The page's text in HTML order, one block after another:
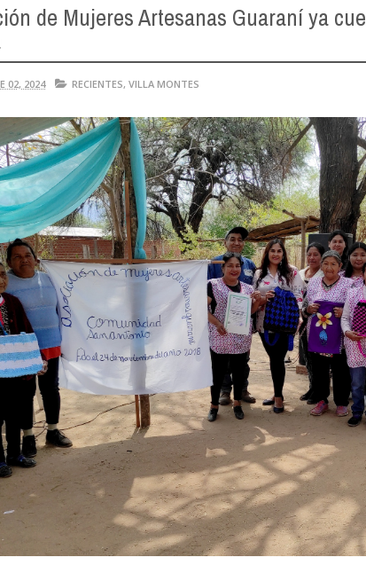
de Mujeres Artesanas Guaraní ya
02, 2024 RECIENTES, VILLA MONTES